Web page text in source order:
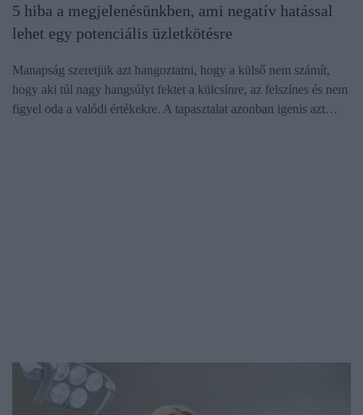
5 hiba a megjelenésünkben, ami negatív hatással
lehet egy potenciális üzletkötésre
Manapság szeretjük azt hangoztatni, hogy a külső nem számít,
hogy aki túl nagy hangsúlyt fektet a külcsínre, az felszínes és nem
figyel oda a valódi értékekre. A tapasztalat azonban igenis azt…